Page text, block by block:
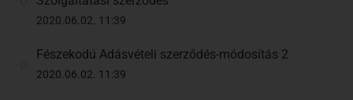
2020.06.02. 11:39
Fészekodú Adásvételi szerződés-módosítás 2
2020.06.02. 11:39